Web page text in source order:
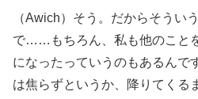
（Awich）そう。だからそうい
で……もちろん、私も他のこと
になったっていうのもあるんで
は焦らずというか、降りてくる